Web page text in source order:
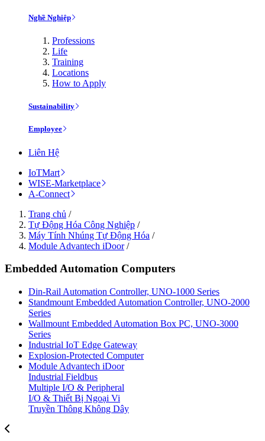
Nghề Nghiệp
Professions
Life
Training
Locations
How to Apply
Sustainability
Employee
Liên Hệ
IoTMart
WISE-Marketplace
A-Connect
Trang chủ /
Tự Động Hóa Công Nghiệp /
Máy Tính Nhúng Tự Động Hóa /
Module Advantech iDoor/
Embedded Automation Computers
Din-Rail Automation Controller, UNO-1000 Series
Standmount Embedded Automation Controller, UNO-2000
Series
Wallmount Embedded Automation Box PC, UNO-3000
Series
Industrial IoT Edge Gateway
Explosion-Protected Computer
Module Advantech iDoor
Industrial Fieldbus
Multiple I/O & Peripheral
I/O & Thiết Bị Ngoại Vi
Truyền Thông Không Dây